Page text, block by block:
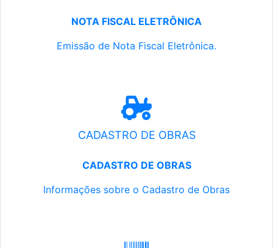
NOTA FISCAL ELETRÔNICA
Emissão de Nota Fiscal Eletrônica.
CADASTRO DE OBRAS
CADASTRO DE OBRAS
Informações sobre o Cadastro de Obras